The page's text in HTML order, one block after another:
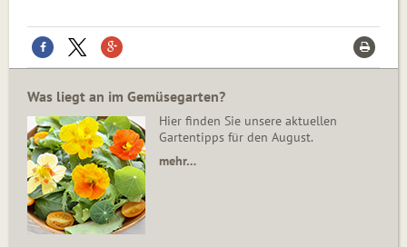
Was liegt an im Gemüsegarten?
Hier finden Sie unsere aktuellen
Gartentipps für den August.
mehr…